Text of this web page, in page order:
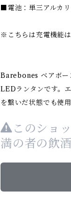
■電池：単三アルカ
※こちらは充電機能
Barebones ベアボー
LEDランタンです。
を繋いだ状態でも使用
このショ
満の者の飲